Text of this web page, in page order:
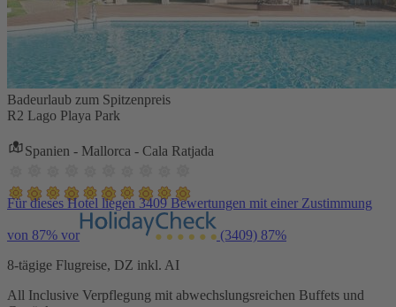
Badeurlaub zum Spitzenpreis
R2 Lago Playa Park
Spanien - Mallorca - Cala Ratjada
Für dieses Hotel liegen 3409 Bewertungen mit einer Zustimmung
von 87% vor (3409) 87%
8-tägige Flugreise, DZ inkl. AI
All Inclusive Verpflegung mit abwechslungsreichen Buffets und